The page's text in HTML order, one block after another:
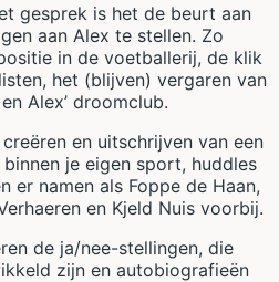
gesprek is het de beurt aan
aan Alex te stellen. Zo
in de voetballerij, de klik
het (blijven) vergaren van
Alex’ droomclub.
en uitschrijven van een
je eigen sport, huddles
er namen als Foppe de Haan,
en Kjeld Nuis voorbij.
de ja/nee-stellingen, die
zijn en autobiografieën